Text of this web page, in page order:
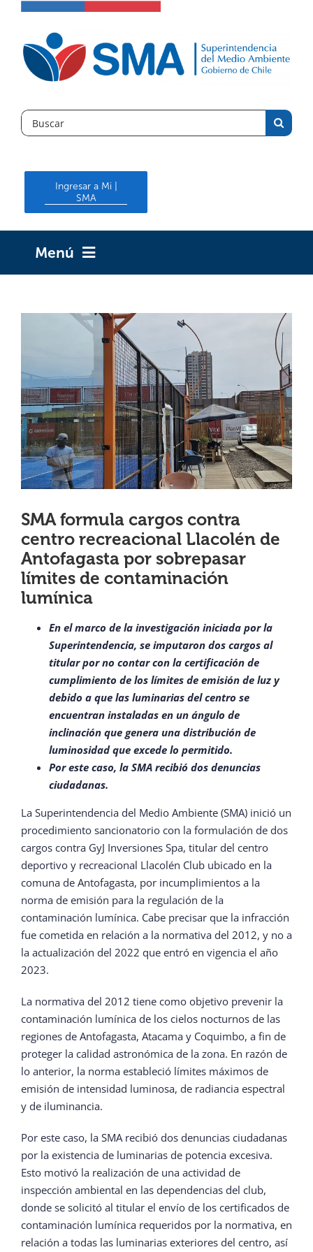
content
Search
for:
Ingresar a Mi |
SMA
Menú
¿QUIÉNES SOMOS?
DOCUMENTOS
SALA DE PRENSA
PREGUNTAS FRECUENTES
CONTACTO
SMA formula cargos contra
centro recreacional Llacolén de
Antofagasta por sobrepasar
límites de contaminación
lumínica
En el marco de la investigación iniciada por la
Superintendencia, se imputaron dos cargos al
titular por no contar con la certificación de
cumplimiento de los límites de emisión de luz y
debido a que las luminarias del centro se
encuentran instaladas en un ángulo de
inclinación que genera una distribución de
luminosidad que excede lo permitido.
Por este caso, la SMA recibió dos denuncias
ciudadanas.
La Superintendencia del Medio Ambiente (SMA) inició un
procedimiento sancionatorio con la formulación de dos
cargos contra GyJ Inversiones Spa, titular del centro
deportivo y recreacional Llacolén Club ubicado en la
comuna de Antofagasta, por incumplimientos a la
norma de emisión para la regulación de la
contaminación lumínica. Cabe precisar que la infracción
fue cometida en relación a la normativa del 2012, y no a
la actualización del 2022 que entró en vigencia el año
2023.
La normativa del 2012 tiene como objetivo prevenir la
contaminación lumínica de los cielos nocturnos de las
regiones de Antofagasta, Atacama y Coquimbo, a fin de
proteger la calidad astronómica de la zona. En razón de
lo anterior, la norma estableció límites máximos de
emisión de intensidad luminosa, de radiancia espectral
y de iluminancia.
Por este caso, la SMA recibió dos denuncias ciudadanas
por la existencia de luminarias de potencia excesiva.
Esto motivó la realización de una actividad de
inspección ambiental en las dependencias del club,
donde se solicitó al titular el envío de los certificados de
contaminación lumínica requeridos por la normativa, en
relación a todas las luminarias exteriores del centro, así